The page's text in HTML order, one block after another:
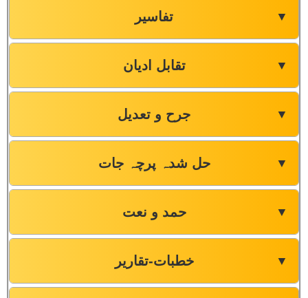
تفاسیر ▼
تقابل ادیان ▼
جرح و تعدیل ▼
حل شدہ پرچہ جات ▼
حمد و نعت ▼
خطبات-تقاریر ▼